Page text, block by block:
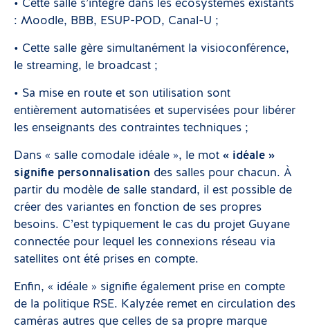
• Cette salle s’intègre dans les écosystèmes existants
: Moodle, BBB, ESUP-POD, Canal-U ;
• Cette salle gère simultanément la visioconférence,
le streaming, le broadcast ;
• Sa mise en route et son utilisation sont
entièrement automatisées et supervisées pour libérer
les enseignants des contraintes techniques ;
Dans « salle comodale idéale », le mot « idéale »
signifie personnalisation des salles pour chacun. À
partir du modèle de salle standard, il est possible de
créer des variantes en fonction de ses propres
besoins. C’est typiquement le cas du projet Guyane
connectée pour lequel les connexions réseau via
satellites ont été prises en compte.
Enfin, « idéale » signifie également prise en compte
de la politique RSE. Kalyzée remet en circulation des
caméras autres que celles de sa propre marque